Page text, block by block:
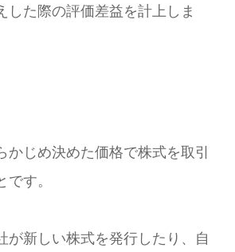
した際の評価差益を計上しま
かじめ決めた価格で株式を取引
す。
が新しい株式を発行したり、自